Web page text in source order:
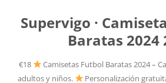
Supervigo ·
Baratas 2024
€18
Camisetas Futbol Baratas 2024 –
adultos y niños.
Personalización